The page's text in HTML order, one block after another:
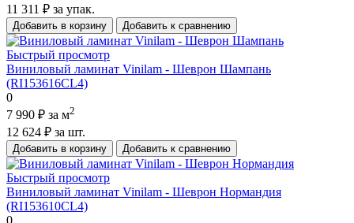
11 311 ₽ за упак.
Добавить в корзину Добавить к сравнению
Быстрый просмотр
Виниловый ламинат Vinilam - Шеврон Шампань
(RI153616CL4)
0
7 990 ₽ за м2
12 624 ₽ за шт.
Добавить в корзину Добавить к сравнению
Быстрый просмотр
Виниловый ламинат Vinilam - Шеврон Нормандия
(RI153610CL4)